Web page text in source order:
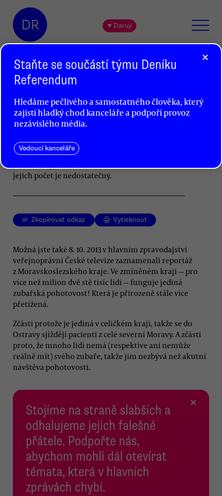
DR ♥ Daruji
Zajímá dostupnost lékařské péče
politiky?
Petr Kolman
České pacienty trápí přetíženost zubařských
pohotovostí. Problém se ale týká pohotovostí
jejich počet je nedostatečný.
Zkopírovat odkaz Vytisknout
Možná jste také 8. 10. 2013 v hlavním zpravodajství
veřejnoprávní České televize zaznamenali reportáž
z Moravskoslezského kraje. Ve zmíněném kraji — pro
více než milion dvě stě tisíc lidí — funguje jediná
zubařská pohotovost! Která je přirozeně stále více
přetížená.
Zčásti protože je jediná v celičkém kraji, takže se do
Ostravy sjíždějí pacienti z celé severní Moravy. A zčásti
proto, že mnoho lidí nemá (respektive ani nemůže
reálně mít) svého zubaře, takže jim nezbývá než akutní
návštěva pohotovosti.
Stojíme na straně slabších a
odhalujeme jejich falešné
přátele. Podpořte nás,
abychom mohli dál otevírat
témata, která v hlavních
zprávách chybí.
×
×
Staňte se součástí týmu Deníku
Referendum
Hledáme pečlivého a samostatného člověka, který
zajistí hladký chod kanceláře a podpoří provoz
nezávislého média.
Vedoucí kanceláře